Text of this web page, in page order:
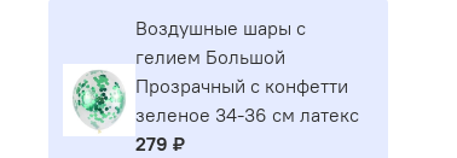
Воздушные шары с
гелием Большой
Прозрачный с конфетти
зеленое 34-36 см латекс
279 ₽